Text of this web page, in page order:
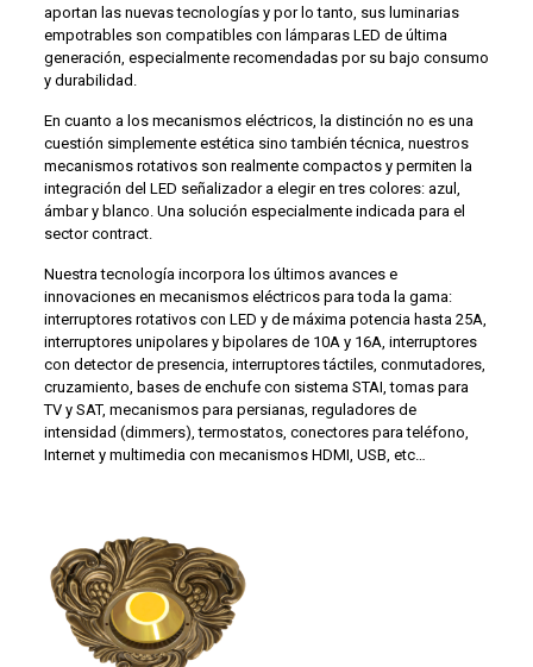
aportan las nuevas tecnologías y por lo tanto, sus luminarias
empotrables son compatibles con lámparas LED de última
generación, especialmente recomendadas por su bajo consumo
y durabilidad.
En cuanto a los mecanismos eléctricos, la distinción no es una
cuestión simplemente estética sino también técnica, nuestros
mecanismos rotativos son realmente compactos y permiten la
integración del LED señalizador a elegir en tres colores: azul,
ámbar y blanco. Una solución especialmente indicada para el
sector contract.
Nuestra tecnología incorpora los últimos avances e
innovaciones en mecanismos eléctricos para toda la gama:
interruptores rotativos con LED y de máxima potencia hasta 25A,
interruptores unipolares y bipolares de 10A y 16A, interruptores
con detector de presencia, interruptores táctiles, conmutadores,
cruzamiento, bases de enchufe con sistema STAI, tomas para
TV y SAT, mecanismos para persianas, reguladores de
intensidad (dimmers), termostatos, conectores para teléfono,
Internet y multimedia con mecanismos HDMI, USB, etc…